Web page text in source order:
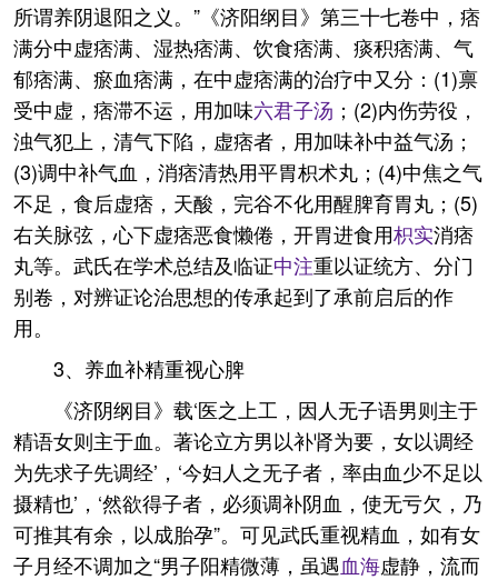
所谓养阴退阳之义。”《济阳纲目》第三十七卷中，痞
满分中虚痞满、湿热痞满、饮食痞满、痰积痞满、气
郁痞满、瘀血痞满，在中虚痞满的治疗中又分：(1)禀
受中虚，痞滞不运，用加味六君子汤 ；(2)内伤劳役，
浊气犯上，清气下陷，虚痞者，用加味补中益气汤；
(3)调中补气血，消痞清热用平胃枳术丸；(4)中焦之气
不足，食后虚痞，天酸，完谷不化用醒脾育胃丸；(5)
右关脉弦，心下虚痞恶食懒倦，开胃进食用枳实消痞
丸等。武氏在学术总结及临证中注重以证统方、分门
别卷，对辨证论治思想的传承起到了承前启后的作
用。
3、养血补精重视心脾
《济阴纲目》载‘医之上工，因人无子语男则主于
精语女则主于血。著论立方男以补肾为要，女以调经
为先求子先调经’，‘今妇人之无子者，率由血少不足以
摄精也’，‘然欲得子者，必须调补阴血，使无亏欠，乃
可推其有余，以成胎孕”。可见武氏重视精血，如有女
子月经不调加之“男子阳精微薄，虽遇血海虚静，流而